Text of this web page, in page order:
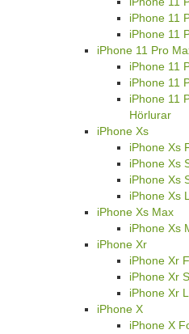
iPhone 11
iPhone 11
iPhone 11 Pro
iPhone 11
iPhone 11
iPhone 11
Hörlurar
iPhone Xs
iPhone Xs
iPhone Xs
iPhone Xs
iPhone Xs
iPhone Xs Max
iPhone Xs
iPhone Xr
iPhone Xr
iPhone Xr
iPhone Xr
iPhone X
iPhone X